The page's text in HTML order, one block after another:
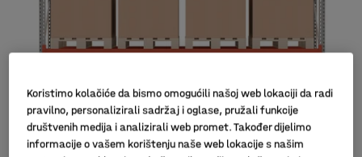
Koristimo kolačiće da bismo omogućili našoj web lokaciji da radi
pravilno, personalizirali sadržaj i oglase, pružali funkcije
društvenih medija i analizirali web promet. Također dijelimo
informacije o vašem korištenju naše web lokacije s našim